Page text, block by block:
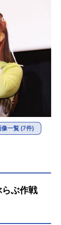
像一覧 (7件)
らぶ作戦